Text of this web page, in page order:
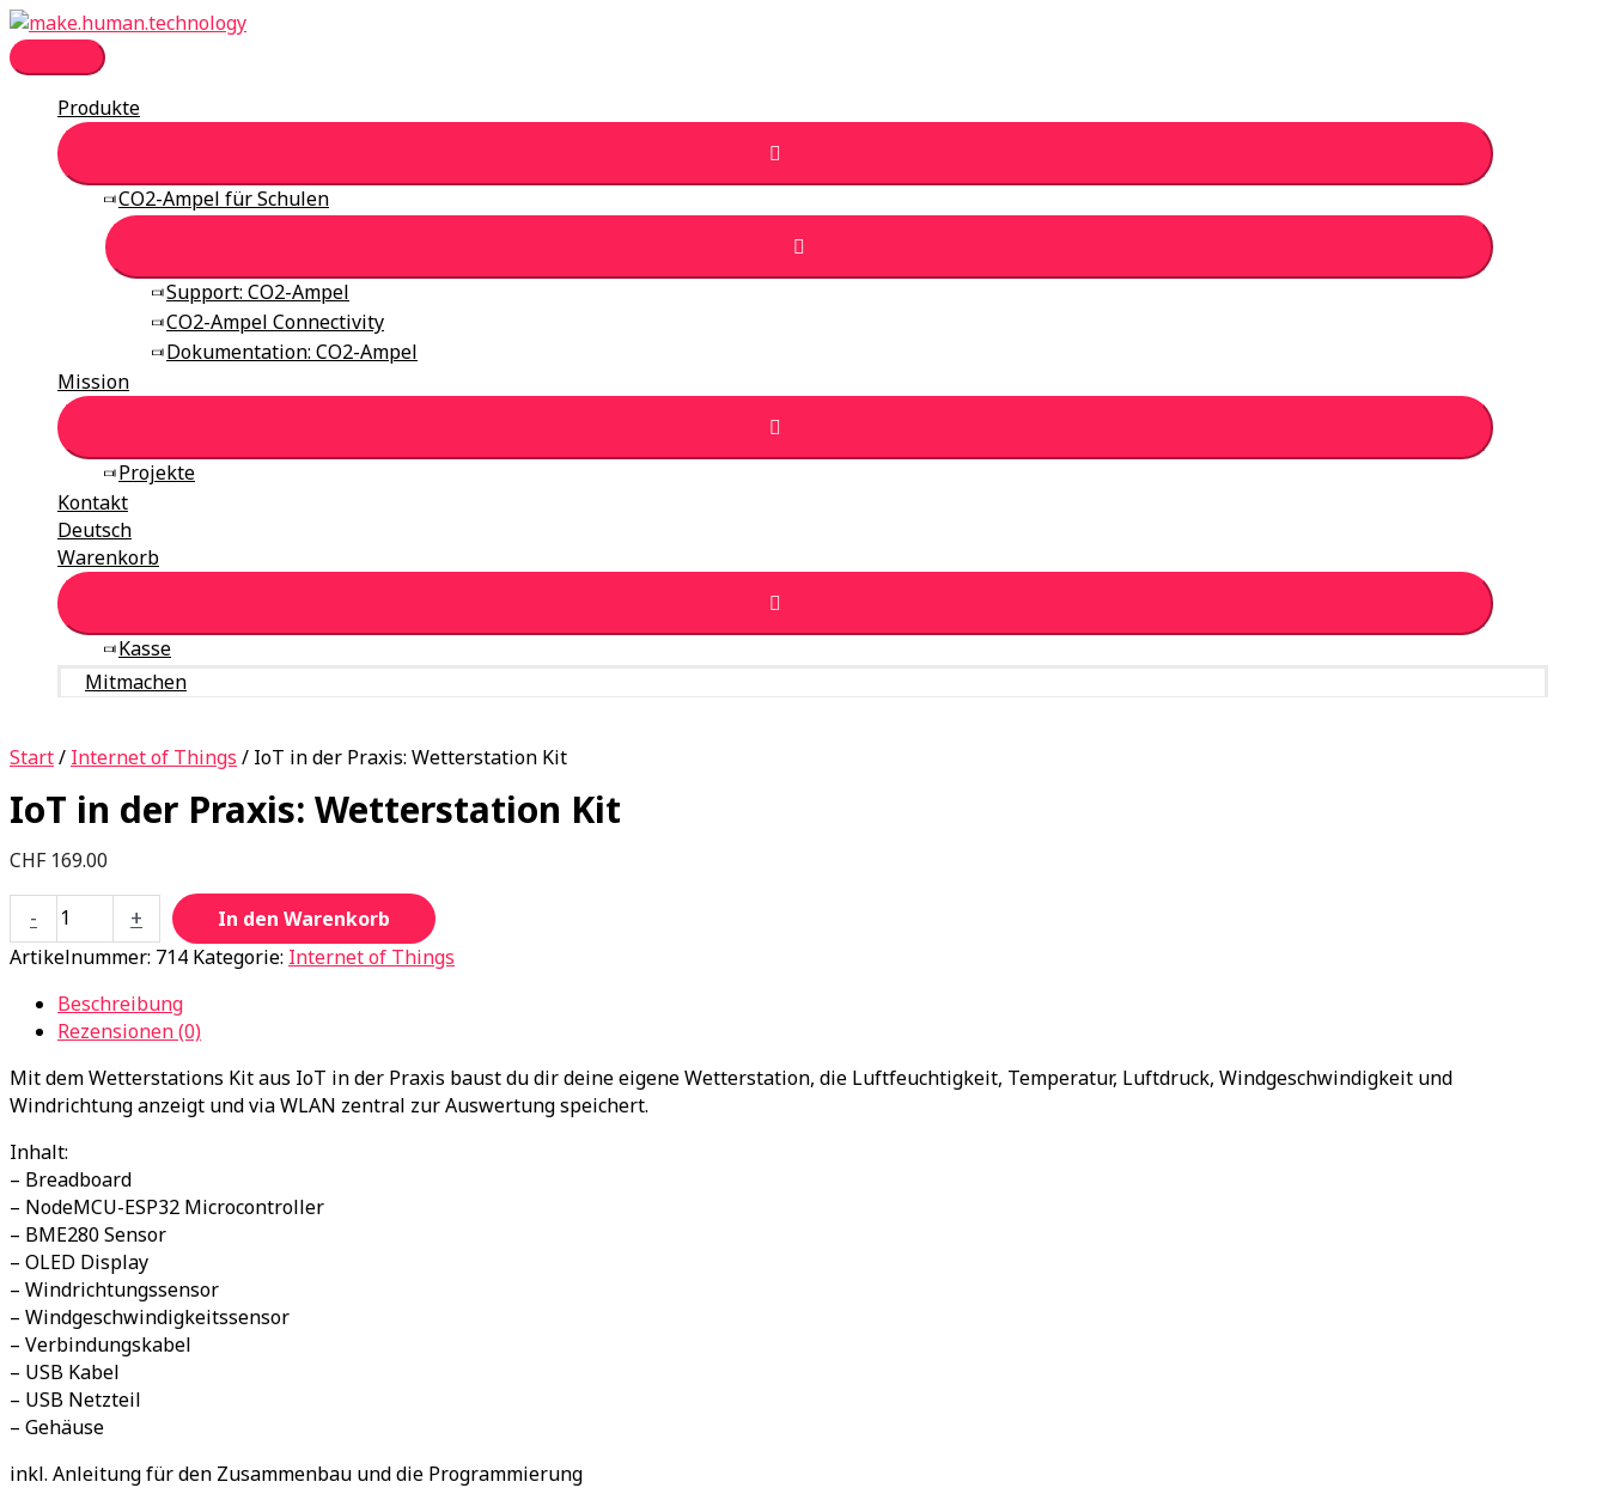
Zum
Inhalt
springenHauptmenü
Produkte
CO2-Ampel für Schulen
Support: CO2-Ampel
CO2-Ampel Connectivity
Dokumentation: CO2-Ampel
Mission
Projekte
Kontakt
Deutsch
Warenkorb
Kasse
Mitmachen
Start/ Internet of Things / IoT in der Praxis: Wetterstation Kit
IoT in der Praxis: Wetterstation Kit
CHF 169.00
-
der
Wetterstation
Menge
+
In den Warenkorb
Artikelnummer: 714 Kategorie: Internet of Things
Beschreibung
Rezensionen (0)
Mit dem Wetterstations Kit aus IoT in der Praxis baust du dir deine eigene Wetterstation, die Luftfeuchtigkeit, Temperatur, Luftdruck, Windgeschwindigkeit und
Windrichtung anzeigt und via WLAN zentral zur Auswertung speichert.
Inhalt:
– Breadboard
– NodeMCU-ESP32 Microcontroller
– BME280 Sensor
– OLED Display
– Windrichtungssensor
– Windgeschwindigkeitssensor
– Verbindungskabel
– USB Kabel
– USB Netzteil
– Gehäuse
inkl. Anleitung für den Zusammenbau und die Programmierung